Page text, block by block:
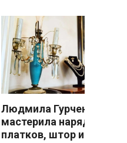
Людмила Гурченко
мастерила наряды из
платков, штор и детских